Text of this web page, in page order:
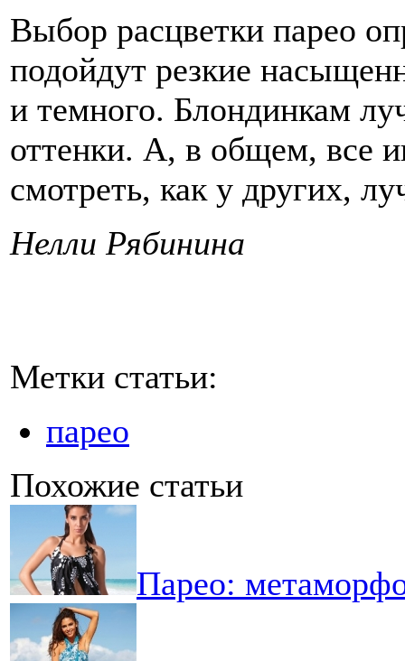
Выбор расцветки парео
подойдут резкие
и темного. Блондинкам
оттенки. А, в общем, все
смотреть, как у других,
Нелли Рябинина
Метки статьи:
парео
Похожие статьи
Парео: